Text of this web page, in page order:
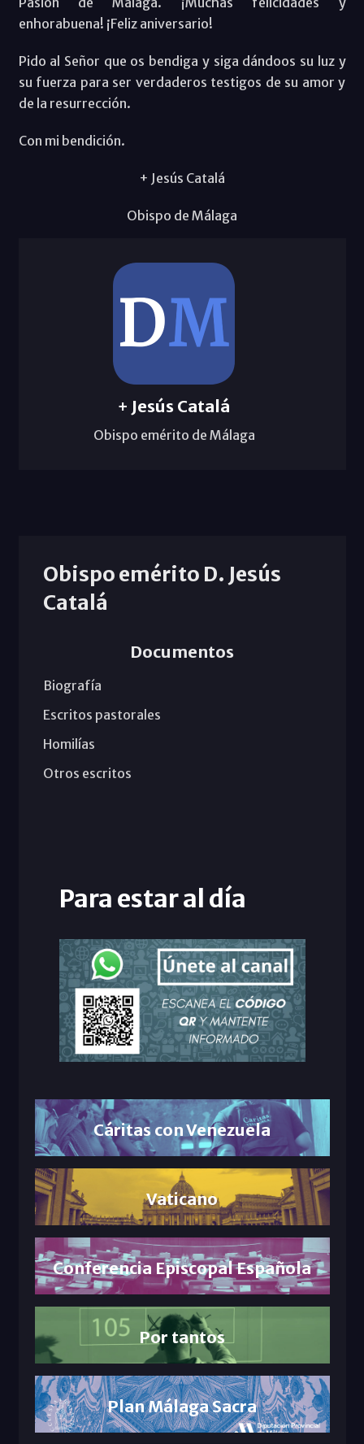
enhorabuena! ¡Feliz aniversario!
Pido al Señor que os bendiga y siga dándoos su luz y
su fuerza para ser verdaderos testigos de su amor y
de la resurrección.
Con mi bendición.
+ Jesús Catalá
Obispo de Málaga
+ Jesús Catalá
Obispo emérito de Málaga
Obispo emérito D. Jesús
Catalá
Documentos
Biografía
Escritos pastorales
Homilías
Otros escritos
Para estar al día
Cáritas con Venezuela
Vaticano
Conferencia Episcopal Española
Por tantos
Plan Málaga Sacra